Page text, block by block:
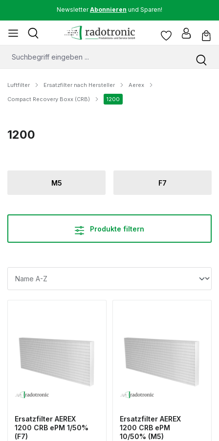
NewsletterAbonnieren und Sparen!
Luftfilter Ersatzfilter nach Hersteller Aerex
Compact Recovery Boxx (CRB) 1200
1200
M5 F7
Produkte filtern
Ersatzfilter AEREX
1200 CRB ePM 1/50%
(F7)
Ersatzfilter AEREX
1200 CRB ePM
10/50% (M5)